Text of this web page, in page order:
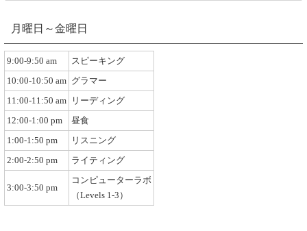
月曜日～金曜日
9:00-9:50 am スピーキング
10:00-10:50 am グラマー
11:00-11:50 am リーディング
12:00-1:00 pm 昼食
1:00-1:50 pm リスニング
2:00-2:50 pm ライティング
3:00-3:50 pm
コンピューターラボ
（Levels 1-3）